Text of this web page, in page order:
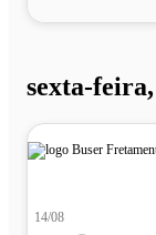
sexta-
14/08